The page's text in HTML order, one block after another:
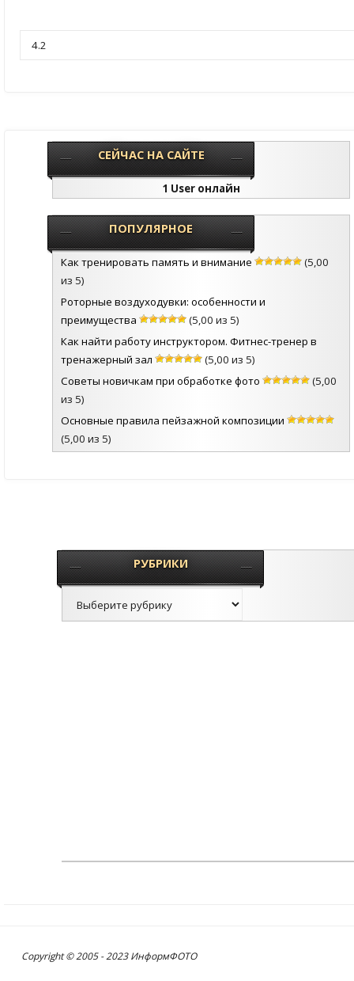
СЕЙЧАС НА САЙТЕ
1 User онлайн
ПОПУЛЯРНОЕ
Как тренировать память и внимание
(5,00
из 5)
Роторные воздуходувки: особенности и
преимущества
(5,00 из 5)
Как найти работу инструктором. Фитнес-тренер в
тренажерный зал
(5,00 из 5)
Советы новичкам при обработке фото
(5,00
из 5)
Основные правила пейзажной композиции
(5,00 из 5)
РУБРИКИ
Copyright © 2005 - 2023 ИнформФОТО